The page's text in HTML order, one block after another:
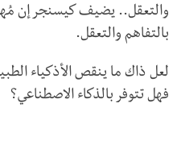
والتعقل.. يضيف كيسنجر إن
بالتفاهم والتعقل.
لعل ذاك ما ينقص الأذكياء
فهل تتوفر بالذكاء الاصطناعي؟